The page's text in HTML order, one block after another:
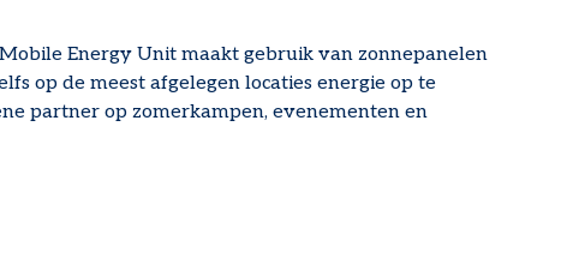
Energy Unit maakt gebruik van zonnepanelen
op de meest afgelegen locaties energie op te
partner op zomerkampen, evenementen en